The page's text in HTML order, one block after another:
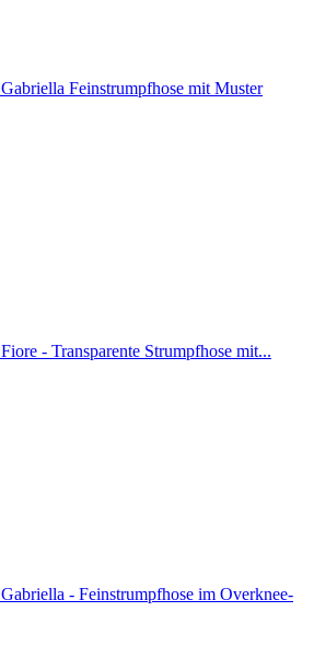
Gabriella Feinstrumpfhose mit Muster
Fiore - Transparente Strumpfhose mit...
Gabriella - Feinstrumpfhose im Overknee-